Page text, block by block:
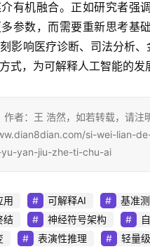
有机融合。正如研究者强
参数，而需要重新思考基
影响医疗诊断、司法分析
式，为可解释人工智能的发
作者：王 浩然，如若转载，请注
si-wei-lian-
yan-jiu-zhe-ti-chu-ai
用 可解释AI
基准
结
神经符号架构
表演性推理
轻量